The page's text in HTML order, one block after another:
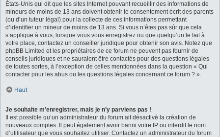
États-Unis qui dit que les sites Internet pouvant recueillir des informations de
mineurs de moins de 13 ans doivent obtenir le consentement écrit des parents
(ou d’un tuteur légal) pour la collecte de ces informations permettant
d’identifier un mineur de moins de 13 ans. Si vous n’êtes pas sûr que cela
s’applique à vous, lorsque vous vous enregistrez ou que quelqu’un le fait à
votre place, contactez un conseiller juridique pour obtenir son avis. Notez que
phpBB Limited et les propriétaires de ce forum ne peuvent pas fournir de
conseils juridiques et ne sauraient être contactés pour des questions légales
de toutes sortes, à l’exception de celles mentionnées dans la question « Qui
contacter pour les abus ou les questions légales concernant ce forum ? ».
Haut
Je souhaite m’enregistrer, mais je n’y parviens pas !
Il est possible qu’un administrateur du forum ait désactivé la création de
nouveaux comptes. Il peut également avoir banni votre IP ou interdit le nom
d’utilisateur que vous souhaitez utiliser. Contactez un administrateur du forum